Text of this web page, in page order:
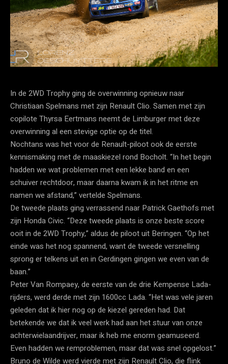
In de 2WD Trophy ging de overwinning opnieuw naar
Christiaan Spelmans met zijn Renault Clio. Samen met zijn
copilote Thyrsa Eertmans neemt de Limburger met deze
overwinning al een stevige optie op de titel.
Nochtans was het voor de Renault-piloot ook de eerste
kennismaking met de maaskiezel rond Bocholt. “In het begin
hadden we wat problemen met een lekke band en een
schuiver rechtdoor, maar daarna kwam ik in het ritme en
namen we afstand,” vertelde Spelmans.
De tweede plaats ging verrassend naar Patrick Gaethofs met
zijn Honda Civic. “Deze tweede plaats is onze beste score
ooit in de 2WD Trophy,” aldus de piloot uit Beringen. “Op het
einde was het nog spannend, want de tweede versnelling
sprong er telkens uit en in Gerdingen gingen we even van de
baan.”
Peter Van Rompaey, de eerste van de drie Kempense Lada-
rijders, werd derde met zijn 1600cc Lada. “Het was vele jaren
geleden dat ik hier nog op de kiezel gereden had. Dat
betekende we dat ik veel werk had aan het stuur van onze
achterwielaandrijver, maar ik heb me enorm geamuseerd.
Even hadden we remproblemen, maar dat was snel opgelost.”
Bruno de Wilde werd vierde met zijn Renault Clio, die flink